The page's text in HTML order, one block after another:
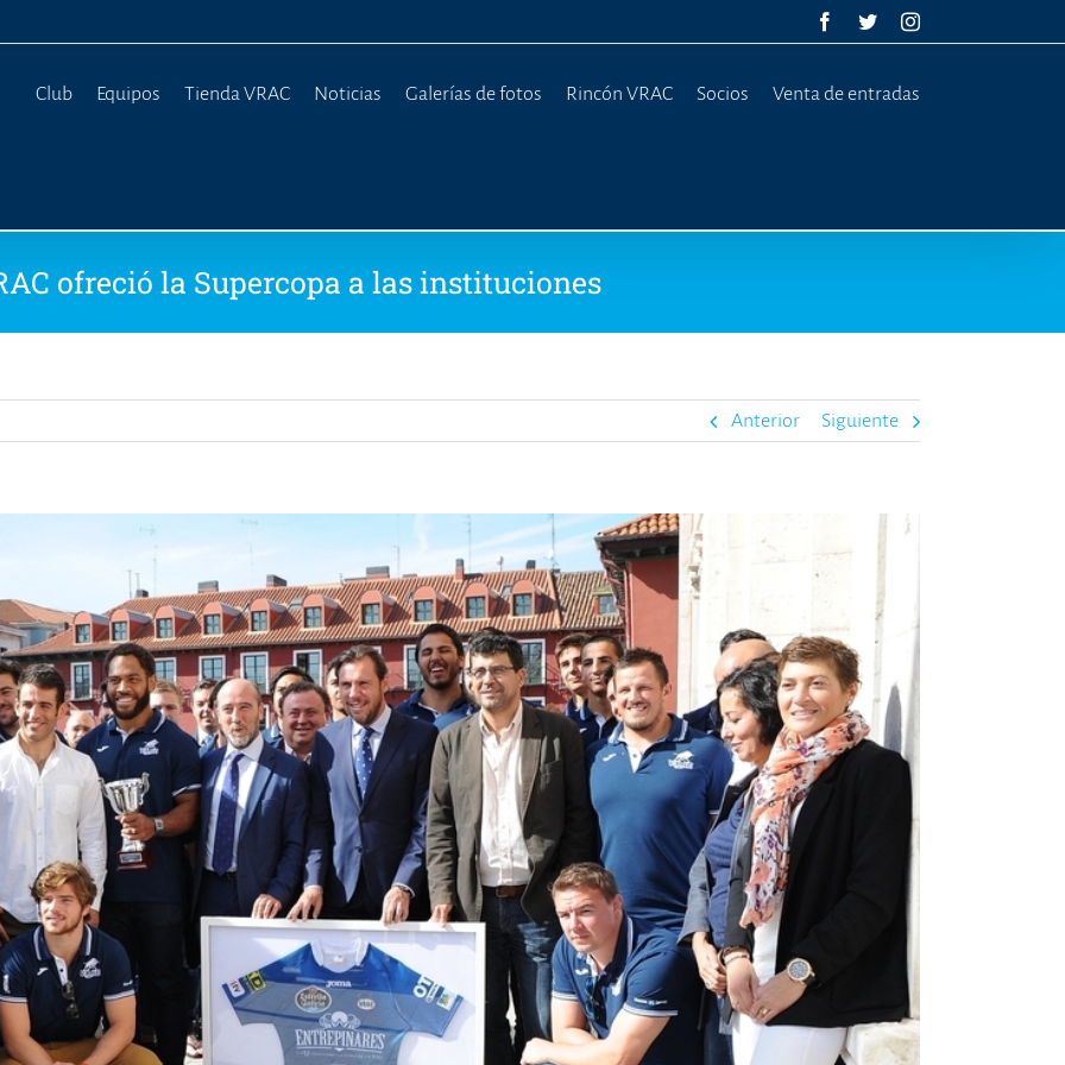
Facebook
TwitterInstagram
Club Equipos Tienda VRAC Noticias Galerías de fotos Rincón VRAC Socios Venta de entradas
ofreció la Supercopa a las instituciones
Anterior Siguiente